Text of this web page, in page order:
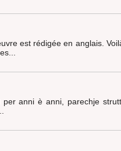
est rédigée en anglais.
anni è anni, parechje